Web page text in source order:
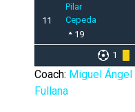
11
Pilar
Cepeda
19
1
Coach: Miguel Ángel
Fullana